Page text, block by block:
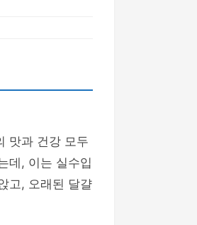
맛과 건강 모두
데, 이는 실수입
고, 오래된 달걀